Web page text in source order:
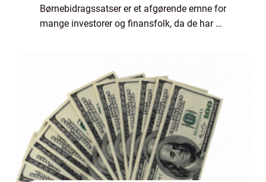
Børnebidragssatser er et afgørende emne for
mange investorer og finansfolk, da de har en